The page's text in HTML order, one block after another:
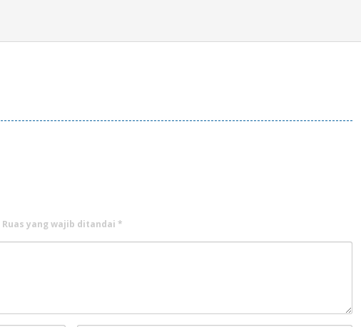
Ruas yang wajib ditandai *